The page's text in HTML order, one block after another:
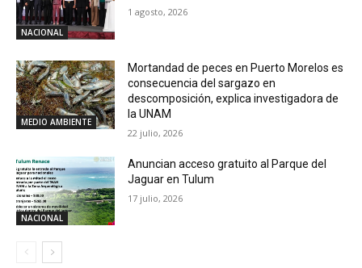
NACIONAL
1 agosto, 2026
MEDIO AMBIENTE
Mortandad de peces en Puerto Morelos es
consecuencia del sargazo en
descomposición, explica investigadora de
la UNAM
22 julio, 2026
NACIONAL
Anuncian acceso gratuito al Parque del
Jaguar en Tulum
17 julio, 2026